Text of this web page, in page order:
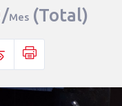
Mes (Total)